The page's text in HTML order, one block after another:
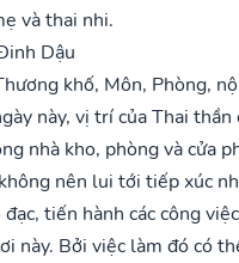
và thai nhi.
Dậu
khố, Môn, Phòng,
này, vị trí của Thai thần
nhà kho, phòng và cửa
nên lui tới tiếp xúc
tiến hành các công
này. Bởi việc làm đó có